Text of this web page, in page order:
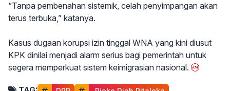
“Tanpa pembenahan sistemik, celah penyimpangan akan
terus terbuka,” katanya.
Kasus dugaan korupsi izin tinggal WNA yang kini diusut
KPK dinilai menjadi alarm serius bagi pemerintah untuk
segera memperkuat sistem keimigrasian nasional.